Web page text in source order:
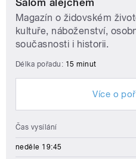
Magazín o židovském
kultuře, náboženství,
současnosti i historii.
Délka pořadu: 15 minut
Více o
Čas vysílání
neděle 19:45